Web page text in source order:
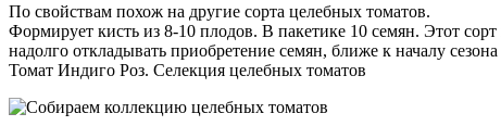
По свойствам похож на другие сорта целебных томатов.
Формирует кисть из 8-10 плодов. В пакетике 10 семян. Этот
надолго откладывать приобретение семян, ближе к началу
Томат Индиго Роз. Селекция целебных томатов